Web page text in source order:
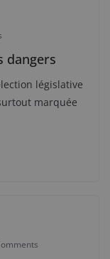
dangers
législative
marquée